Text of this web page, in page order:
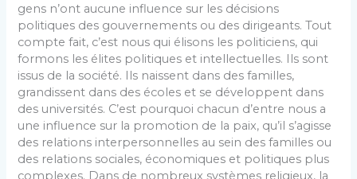
gens n’ont aucune influence sur les décisions
politiques des gouvernements ou des dirigeants. Tout
compte fait, c’est nous qui élisons les politiciens, qui
formons les élites politiques et intellectuelles. Ils sont
issus de la société. Ils naissent dans des familles,
grandissent dans des écoles et se développent dans
des universités. C’est pourquoi chacun d’entre nous a
une influence sur la promotion de la paix, qu’il s’agisse
des relations interpersonnelles au sein des familles ou
des relations sociales, économiques et politiques plus
complexes. Dans de nombreux systèmes religieux, la